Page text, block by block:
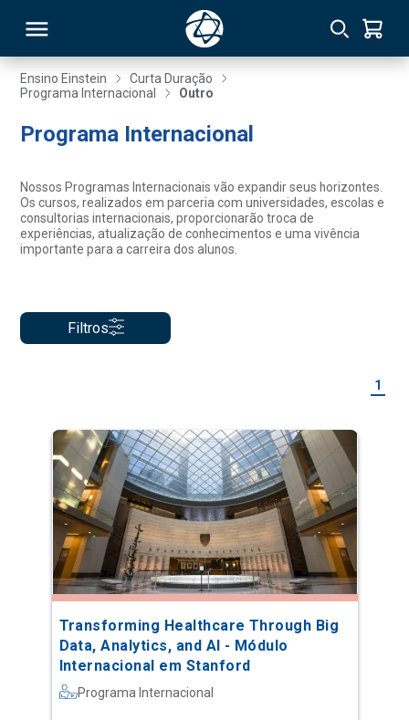
Ensino Einstein
Curta Duração
Programa Internacional
Outro
Programa Internacional
Nossos Programas Internacionais vão expandir seus horizontes.
Os cursos, realizados em parceria com universidades, escolas e
consultorias internacionais, proporcionarão troca de
experiências, atualização de conhecimentos e uma vivência
importante para a carreira dos alunos.
Filtros
1
Transforming Healthcare Through Big
Data, Analytics, and AI - Módulo
Internacional em Stanford
Programa Internacional